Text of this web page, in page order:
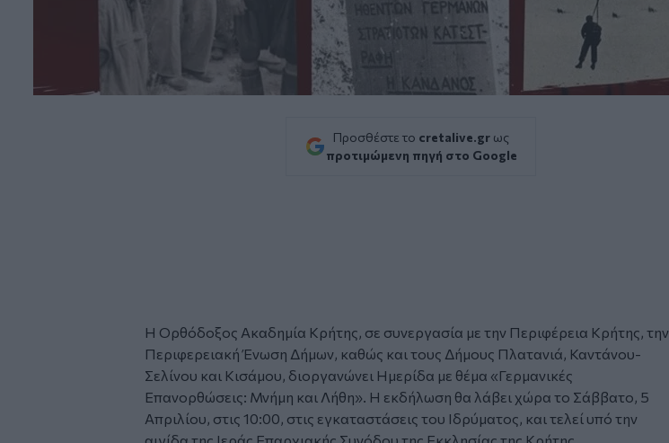
Προσθέστε το cretalive.gr ως
προτιμώμενη πηγή στο Google
Η Ορθόδοξος Ακαδημία Κρήτης, σε συνεργασία με την Περιφέρεια Κρήτης, την
Περιφερειακή Ένωση Δήμων, καθώς και τους Δήμους Πλατανιά, Καντάνου-
Σελίνου και Κισάμου, διοργανώνει Ημερίδα με θέμα «Γερμανικές
Επανορθώσεις: Μνήμη και Λήθη». Η εκδήλωση θα λάβει χώρα το Σάββατο, 5
Απριλίου, στις 10:00, στις εγκαταστάσεις του Ιδρύματος, και τελεί υπό την